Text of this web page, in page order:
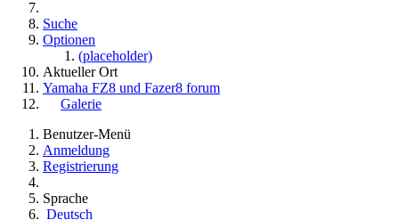
Suche
Optionen
(placeholder)
Aktueller Ort
Yamaha FZ8 und Fazer8 forum
Galerie
Benutzer-Menü
Anmeldung
Registrierung
Sprache
Deutsch